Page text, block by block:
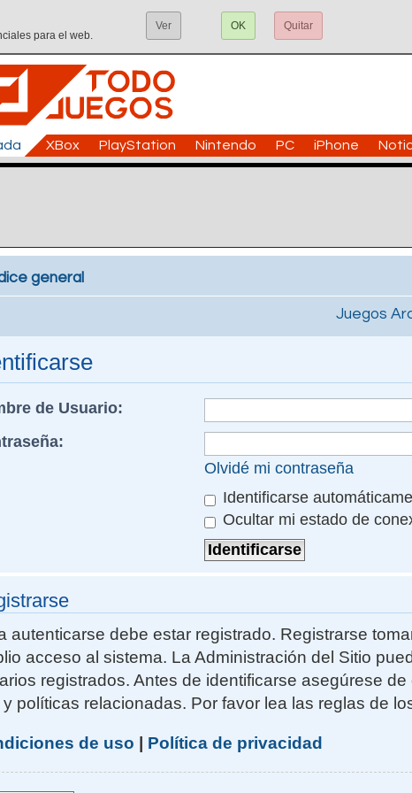
para el web.
Ver OK Quitar
XBox PlayStation Nintendo PC iPhone
general
Juegos
de Usuario:
Olvidé mi contraseña
Identificarse
Ocultar mi estado de
autenticarse debe estar registrado. Registrarse
acceso al sistema. La Administración del Sitio
registrados. Antes de identificarse asegúrese
y políticas relacionadas. Por favor lea las reglas de
de uso Política de privacidad